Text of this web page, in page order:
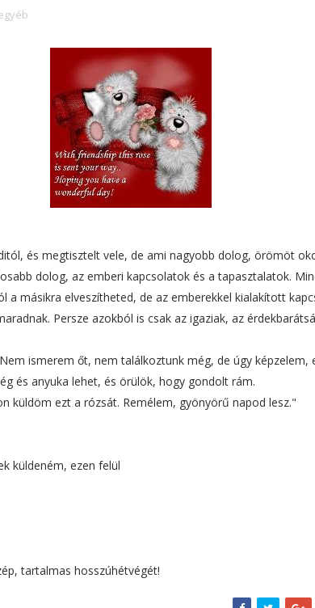
és megtisztelt vele, de ami nagyobb dolog, örömöt
dolog, az emberi kapcsolatok és a tapasztalatok.
a másikra elveszítheted, de az emberekkel kialakított
Persze azokból is csak az igaziak, az
ismerem őt, nem találkoztunk még, de úgy képzelem,
és anyuka lehet, és örülök, hogy gondolt rám.
küldöm ezt a rózsát. Remélem, gyönyörű napod lesz."
küldeném, ezen felül
tartalmas hosszúhétvégét!